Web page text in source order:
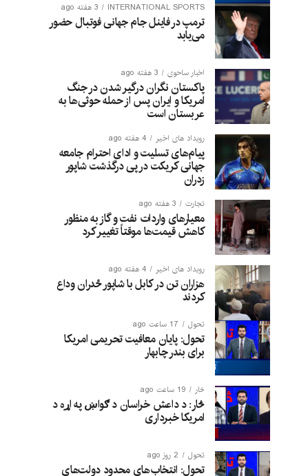
INTERNATIONAL SPORTS 3 هفته ago
ترمپ در فاینل جام جهانی فوتبال حضور
می‌یابد
اخبار ساحوی 3 هفته ago
پاکستان نگران درگیر شدن در جنگ
امریکا و ایران پس از حمله حوثی‌ها به
عربستان است
رویداد های اخیر 4 هفته ago
پیام‌های تسلیت و ادای احترام جامعه
جهانی کریکت در پی درگذشت شاپور
زدران
تجارت 3 هفته ago
معیارهای واردات نفت و گاز به منظور
کاهش قیمت‌ها موقتاً تغییر کرد
رویداد های اخیر 4 هفته ago
هزاران تن در کابل با شاپور ځدران وداع
کردند
تحول 17 ساعت ago
تحول: پایان معافیت تحریمی امریکا
برای بندر چابهار
څار 19 ساعت ago
څار: د داعش خراسان د ګواښ په اړه د
امریکا خبرداری
تحول 2 روز ago
تحول: انتخاب‌های محدود دولت‌های